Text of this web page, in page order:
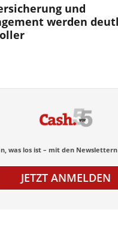
und
werden
was los ist – mit den Newslettern
JETZT ANMELDEN